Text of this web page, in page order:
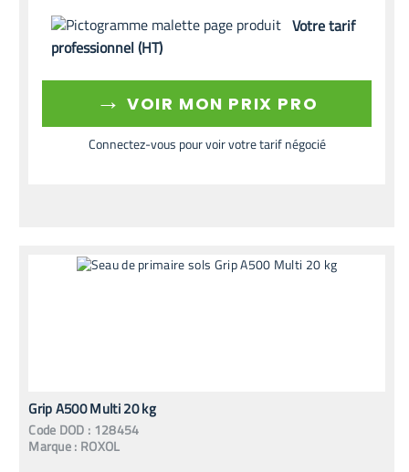
Votre tarif
professionnel (HT)
→ VOIR MON PRIX PRO
Connectez-vous pour voir votre tarif négocié
Grip A500 Multi 20 kg
Code DOD : 128454
Marque : ROXOL